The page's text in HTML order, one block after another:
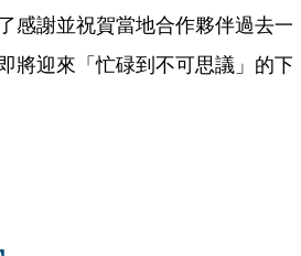
感謝並祝賀當地合作夥伴過去一
將迎來「忙碌到不可思議」的下